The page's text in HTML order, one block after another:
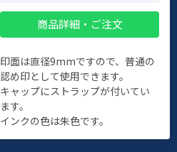
商品詳細・ご注文
印面は直径9mmですので、普通の
認め印として使用できます。
キャップにストラップが付いてい
ます。
インクの色は朱色です。